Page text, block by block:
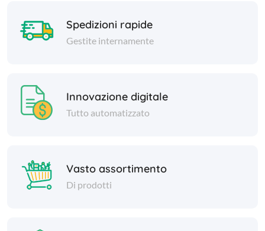
Spedizioni rapide
Gestite internamente
Innovazione digitale
Tutto automatizzato
Vasto assortimento
Di prodotti